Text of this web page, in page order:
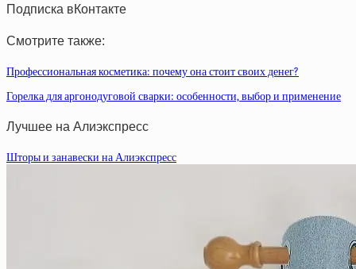
Подписка вКонтакте
Смотрите также:
Профессиональная косметика: почему она стоит своих денег?
Горелка для аргонодуговой сварки: особенности, выбор и применение
Лучшее на Алиэкспресс
Шторы и занавески на Алиэкспресс